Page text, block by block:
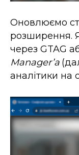
Оновлюємо
розширення.
через GTAG
Manager’а
аналітики на